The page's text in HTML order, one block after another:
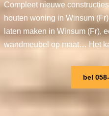
Compleet nieuwe
houten woning in Winsum
laten maken in Winsum (Fr),
wandmeubel op maat… Het
bel